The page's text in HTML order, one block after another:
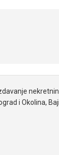
i Okolina,